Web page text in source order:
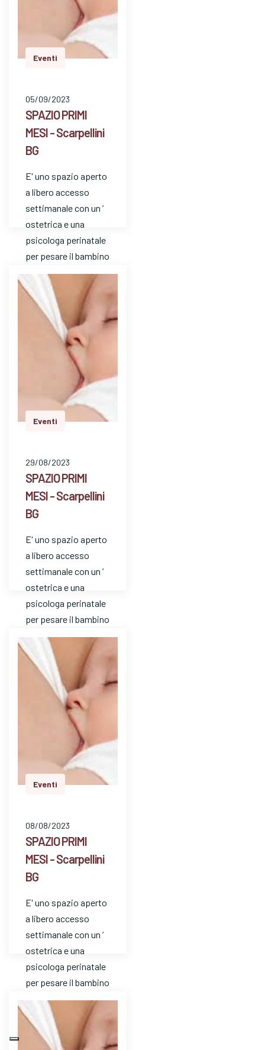
Eventi
05/09/2023
SPAZIO PRIMI
MESI - Scarpellini
BG
E' uno spazio aperto
a libero accesso
settimanale con un ’
ostetrica e una
psicologa perinatale
per pesare il bambino
e avere risposte a
dom…
Eventi
29/08/2023
SPAZIO PRIMI
MESI - Scarpellini
BG
E' uno spazio aperto
a libero accesso
settimanale con un ’
ostetrica e una
psicologa perinatale
per pesare il bambino
e avere risposte a
dom…
Eventi
08/08/2023
SPAZIO PRIMI
MESI - Scarpellini
BG
E' uno spazio aperto
a libero accesso
settimanale con un ’
ostetrica e una
psicologa perinatale
per pesare il bambino
e avere risposte a
dom…